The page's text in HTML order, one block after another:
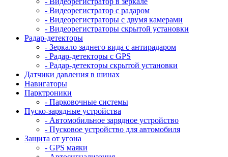
- Видеорегистратор с радаром
- Видеорегистраторы с двумя камерами
- Видеорегистраторы скрытой установки
Радар-детекторы
- Зеркало заднего вида с антирадаром
- Радар-детекторы с GPS
- Радар-детекторы скрытой установки
Датчики давления в шинах
Навигаторы
Парктроники
- Парковочные системы
Пуско-зарядные устройства
- Автомобильное зарядное устройство
- Пусковое устройство для автомобиля
Защита от угона
- GPS маяки